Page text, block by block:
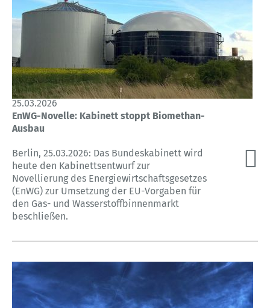
25.03.2026
EnWG-Novelle: Kabinett stoppt Biomethan-
Ausbau
Berlin, 25.03.2026: Das Bundeskabinett wird
heute den Kabinettsentwurf zur
Novellierung des Energiewirtschaftsgesetzes
(EnWG) zur Umsetzung der EU-Vorgaben für
den Gas- und Wasserstoffbinnenmarkt
beschließen.